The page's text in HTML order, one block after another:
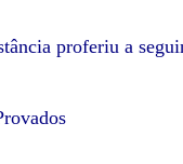
proferiu a